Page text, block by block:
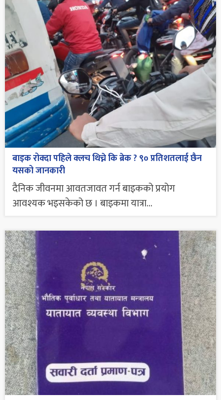
बाइक रोक्दा पहिले क्लच थिच्ने कि ब्रेक ? ९० प्रतिशतलाई छैन
यसको जानकारी
दैनिक जीवनमा आवतजावत गर्न बाइकको प्रयोग
आवश्यक भइसकेको छ । बाइकमा यात्रा...